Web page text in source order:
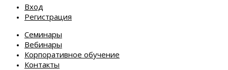
Вход
Регистрация
Семинары
Вебинары
Корпоративное обучение
Контакты